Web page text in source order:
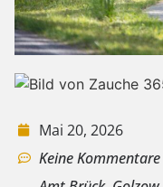
Mai 20, 2026
Keine Kommentare